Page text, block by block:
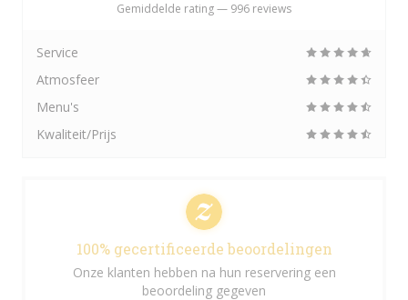
Gemiddelde rating — 996 reviews
Service
Atmosfeer
Menu's
Kwaliteit/Prijs
100% gecertificeerde beoordelingen
Onze klanten hebben na hun reservering een
beoordeling gegeven